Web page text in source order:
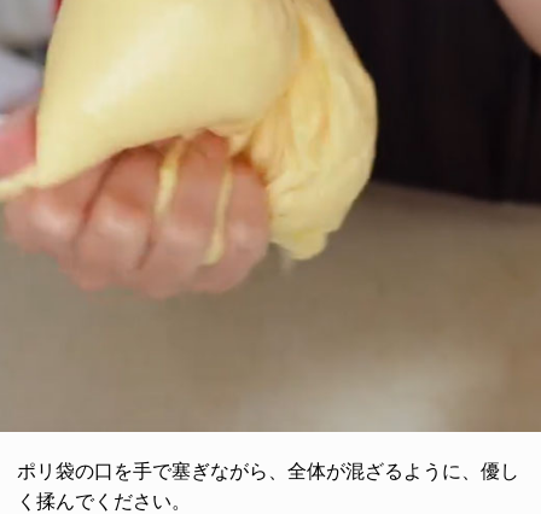
ポリ袋の口を手で塞ぎながら、全体が混ざるように、優し
く揉んでください。